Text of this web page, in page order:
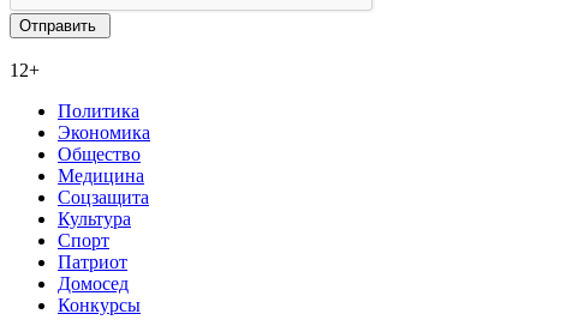
12+
Политика
Экономика
Общество
Медицина
Соцзащита
Культура
Спорт
Патриот
Домосед
Конкурсы